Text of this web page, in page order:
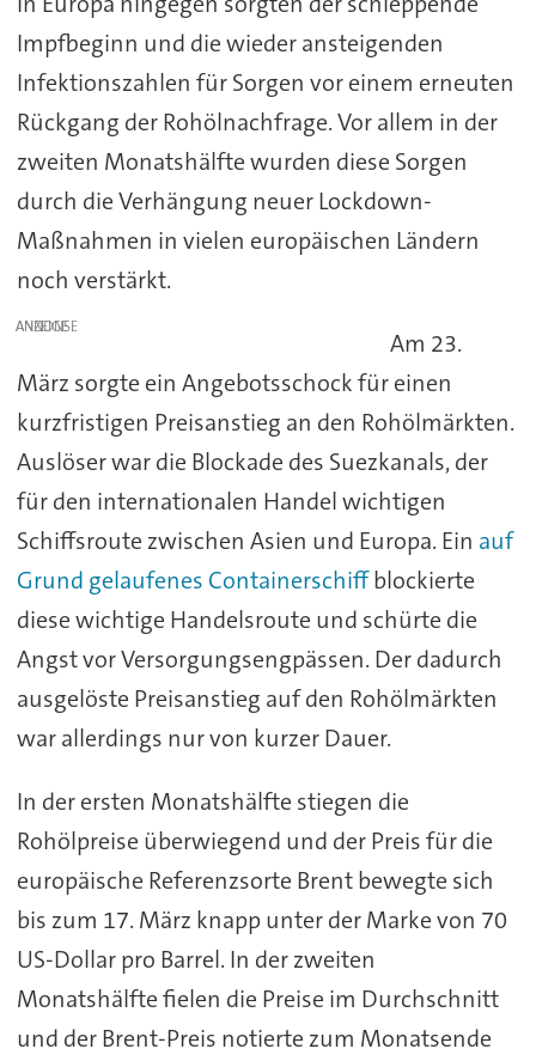
Impfbeginn und die wieder ansteigenden
Infektionszahlen für Sorgen vor einem erneuten
Rückgang der Rohölnachfrage. Vor allem in der
zweiten Monatshälfte wurden diese Sorgen
durch die Verhängung neuer Lockdown-
Maßnahmen in vielen europäischen Ländern
noch verstärkt.
ANZEIGE
Am 23.
März sorgte ein Angebotsschock für einen
kurzfristigen Preisanstieg an den Rohölmärkten.
Auslöser war die Blockade des Suezkanals, der
für den internationalen Handel wichtigen
Schiffsroute zwischen Asien und Europa. Ein auf
Grund gelaufenes Containerschiffblockierte
diese wichtige Handelsroute und schürte die
Angst vor Versorgungsengpässen. Der dadurch
ausgelöste Preisanstieg auf den Rohölmärkten
war allerdings nur von kurzer Dauer.
In der ersten Monatshälfte stiegen die
Rohölpreise überwiegend und der Preis für die
europäische Referenzsorte Brent bewegte sich
bis zum 17. März knapp unter der Marke von 70
US-Dollar pro Barrel. In der zweiten
Monatshälfte fielen die Preise im Durchschnitt
und der Brent-Preis notierte zum Monatsende